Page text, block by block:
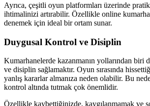
Ayrıca, çeşitli oyun platformları üzerinde
ihtimalinizi artırabilir. Özellikle online
denemek için ideal bir ortam sunar.
Duygusal Kontrol ve Disiplin
Kumarhanelerde kazanmanın yollarından biri
ve disiplin sağlamaktır. Oyun sırasında
yanlış kararlar almanıza neden olabilir. Bu
kontrol altında tutmak çok önemlidir.
Özellikle kaybettiğinizde, kaygılanmamak ve